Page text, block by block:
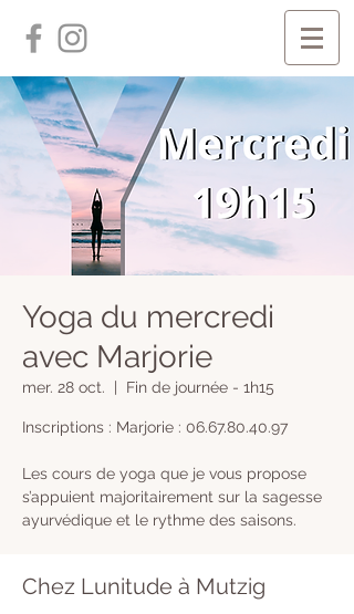
Yoga du mercredi
avec Marjorie
mer. 28 oct. Fin de journée - 1h15
Inscriptions : Marjorie : 06.67.80.40.97
Les cours de yoga que je vous propose
s’appuient majoritairement sur la sagesse
ayurvédique et le rythme des saisons.
Chez Lunitude à Mutzig